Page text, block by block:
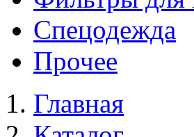
Спецодежда
Прочее
Главная